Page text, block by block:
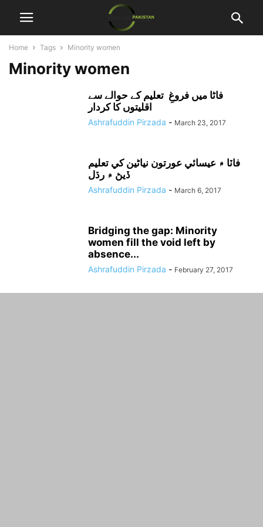
Home Tags Minority women
Minority women
فاٹا میں فروغِ تعلیم کے حوالے سے
اقلیتوں کا کردار
Ashrafuddin Pirzada - March 23, 2017
فاٽا ۾ عيسائي عورتون نياڻين کي تعليم
ڏيڻ ۾ رڌل
Ashrafuddin Pirzada - March 6, 2017
Bridging the gap: Minority
women fill the void left by
absence...
Ashrafuddin Pirzada - February 27, 2017